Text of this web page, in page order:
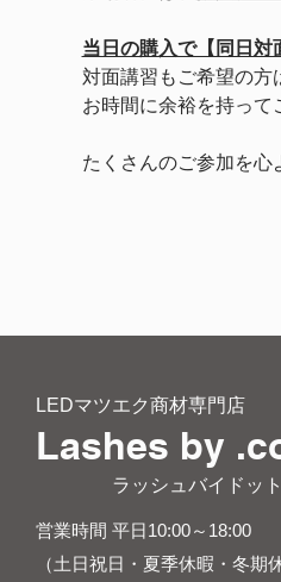
当日の購入で【同日対
対面講習もご希望の方
お時間に余裕を持って
たくさんのご参加を心
LEDマツエク商材専門店
Lashes by
ラッシュバイドット
営業時間 平日10:00～18:00
（土日祝日・夏季休暇・冬期